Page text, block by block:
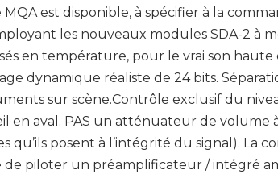
est disponible, à spécifier à la
les nouveaux modules SDA-2 à
en température, pour le vrai son
dynamique réaliste de 24 bits.
sur scène.Contrôle exclusif du
en aval. PAS un atténuateur de volume
qu’ils posent à l’intégrité du signal). La
de piloter un préamplificateur / intégré